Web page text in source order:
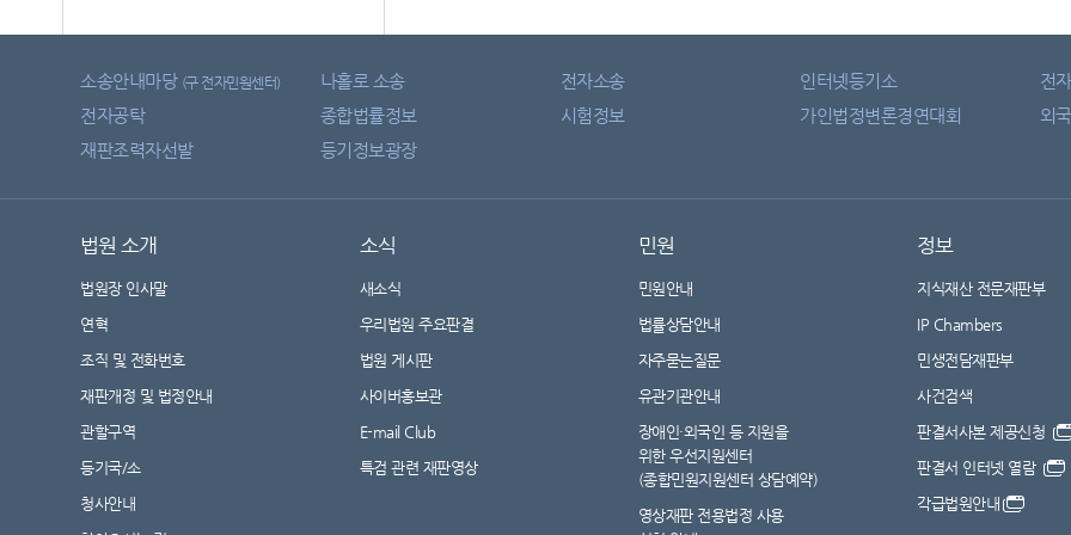
소송안내마당 (구 전자민원센터) 나홀로 소송 전자소송 인터넷등기소
전
전자공탁
종합법률정보 시험정보 가인법정변론경연대회
외
재판조력자선발
등기정보광장
법원 소개
법원장 인사말
연혁
조직 및 전화번호
재판개정 및 법정안내
관할구역
등기국/소
청사안내
소식
새소식
우리법원 주요판결
법원 게시판
사이버홍보관
E-mail Club
특검 관련 재판영상
민원
민원안내
법률상담안내
자주묻는질문
유관기관안내
장애인·외국인 등 지원을
위한 우선지원센터
(종합민원지원센터 상담예약)
영상재판 전용법정 사용
정보
지식재산 전문재판부
IP Chambers
민생전담재판부
사건검색
판결서사본 제공신청
판결서 인터넷 열람
각급법원안내